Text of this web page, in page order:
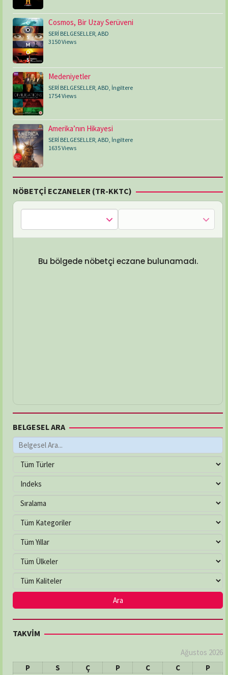
Cosmos, Bir Uzay Serüveni
SERİ BELGESELLER ABD
3150 Views
Medeniyetler
SERİ BELGESELLER ABD İngiltere
1754 Views
Amerika’nın Hikayesi
SERİ BELGESELLER ABD İngiltere
1635 Views
NÖBETÇİ ECZANELER (TR-KKTC)
Bu bölgede nöbetçi eczane bulunamadı.
BELGESEL ARA
TAKVİM
Ağustos 2026
P
S Ç P C C
P